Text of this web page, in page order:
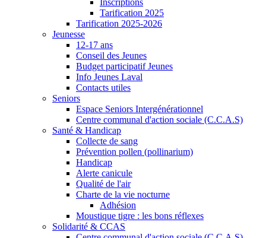
Inscriptions
Tarification 2025
Tarification 2025-2026
Jeunesse
12-17 ans
Conseil des Jeunes
Budget participatif Jeunes
Info Jeunes Laval
Contacts utiles
Seniors
Espace Seniors Intergénérationnel
Centre communal d'action sociale (C.C.A.S)
Santé & Handicap
Collecte de sang
Prévention pollen (pollinarium)
Handicap
Alerte canicule
Qualité de l'air
Charte de la vie nocturne
Adhésion
Moustique tigre : les bons réflexes
Solidarité & CCAS